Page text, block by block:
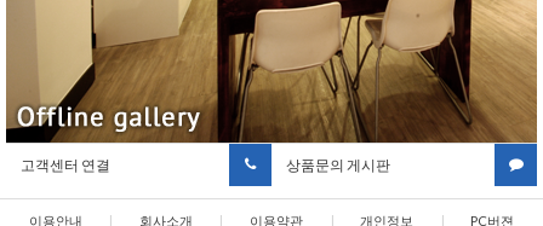
고객센터 연결 상품문의 게시판
이용안내 | 회사소개 | 이용약관 | 개인정보 | PC버젼